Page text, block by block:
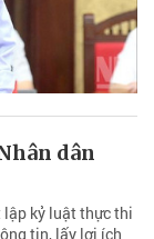
dân
lập kỷ luật thực thi
tin, lấy lợi ích